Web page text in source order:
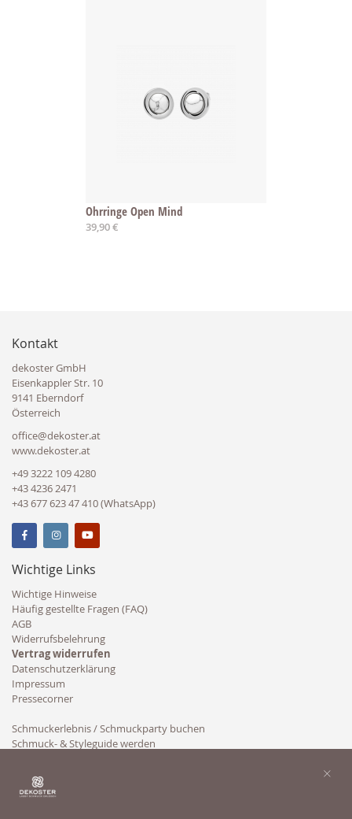
Ohrringe Open Mind
39,90 €
Kontakt
dekoster GmbH
Eisenkappler Str. 10
9141 Eberndorf
Österreich
office@dekoster.at
www.dekoster.at
+49 3222 109 4280
+43 4236 2471
+43 677 623 47 410 (WhatsApp)
Wichtige Links
Wichtige Hinweise
Häufig gestellte Fragen (FAQ)
AGB
Widerrufsbelehrung
Vertrag widerrufen
Datenschutzerklärung
Impressum
Pressecorner
Schmuckerlebnis / Schmuckparty buchen
Schmuck- & Styleguide werden
×